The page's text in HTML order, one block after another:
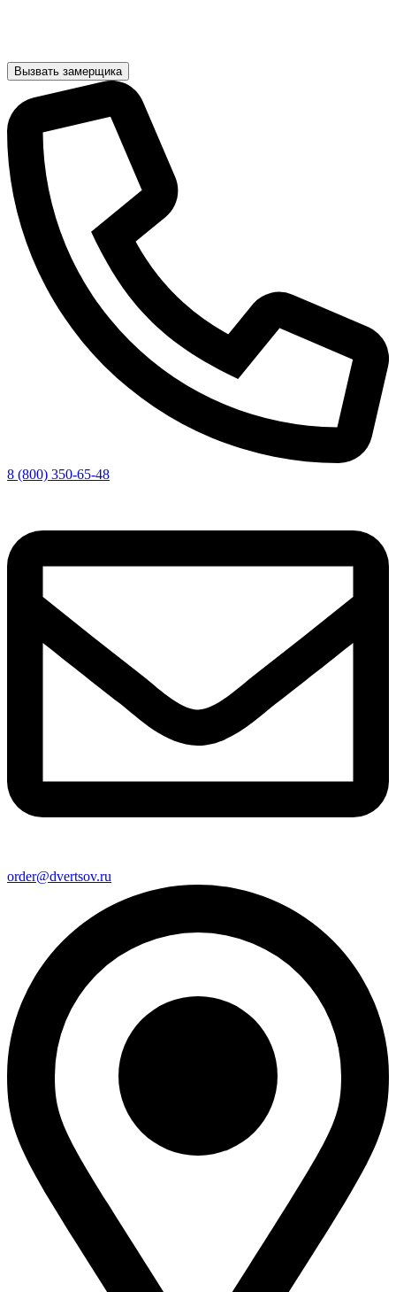
Вызвать замерщика
8 (800) 350-65-48
order@dvertsov.ru